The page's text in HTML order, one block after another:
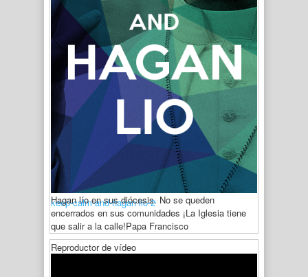
keep-calm-and-hagan-lio-2
Hagan lío en sus diócesis. No se queden
encerrados en sus comunidades ¡La Iglesia tiene
que salir a la calle!Papa Francisco
Reproductor de vídeo